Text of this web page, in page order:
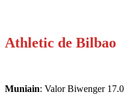
Athletic de Bilbao
Muniain: Valor Biwenger